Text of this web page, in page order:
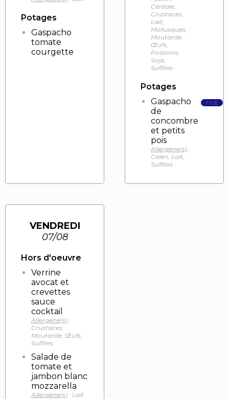
Potages
Gaspacho
tomate
courgette
Céréale,
Crustaces,
Lait,
Mollusques,
Moutarde,
Œufs,
Poissons,
Soja,
Sulfites
Potages
Gaspacho
de
concombre
et petits
pois
Allergène(s) :
Céleri, Lait,
Sulfites
HVE
VENDREDI
07/08
Hors d'oeuvre
Verrine
avocat et
crevettes
sauce
cocktail
Allergène(s) :
Crustaces,
Moutarde, Œufs,
Sulfites
Salade de
tomate et
jambon blanc
mozzarella
Allergène(s) : Lait